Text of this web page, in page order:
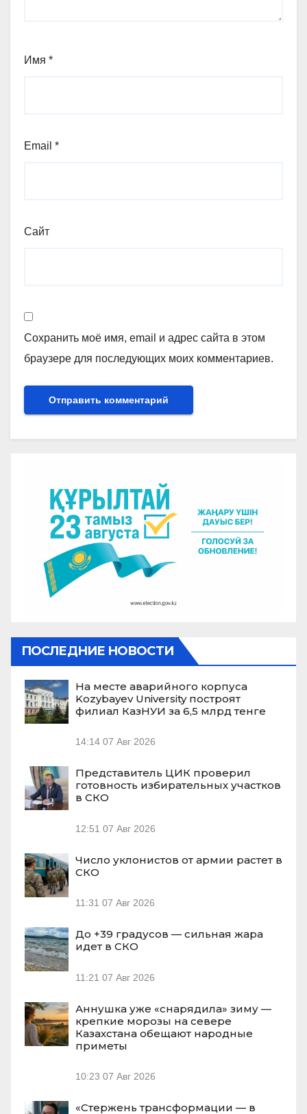
Имя *
Email *
Сайт
Сохранить моё имя, email и адрес сайта в этом
браузере для последующих моих комментариев.
ПОСЛЕДНИЕ НОВОСТИ
На месте аварийного корпуса
Kozybayev University построят
филиал КазНУИ за 6,5 млрд тенге
14:14 07 Авг 2026
Представитель ЦИК проверил
готовность избирательных участков
в СКО
12:51 07 Авг 2026
Число уклонистов от армии растет в
СКО
11:31 07 Авг 2026
До +39 градусов — сильная жара
идет в СКО
11:21 07 Авг 2026
Аннушка уже «снарядила» зиму —
крепкие морозы на севере
Казахстана обещают народные
приметы
10:23 07 Авг 2026
«Стержень трансформации — в